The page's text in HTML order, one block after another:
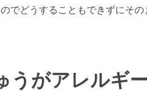
でどうすることもできずにその
うがアレルギ